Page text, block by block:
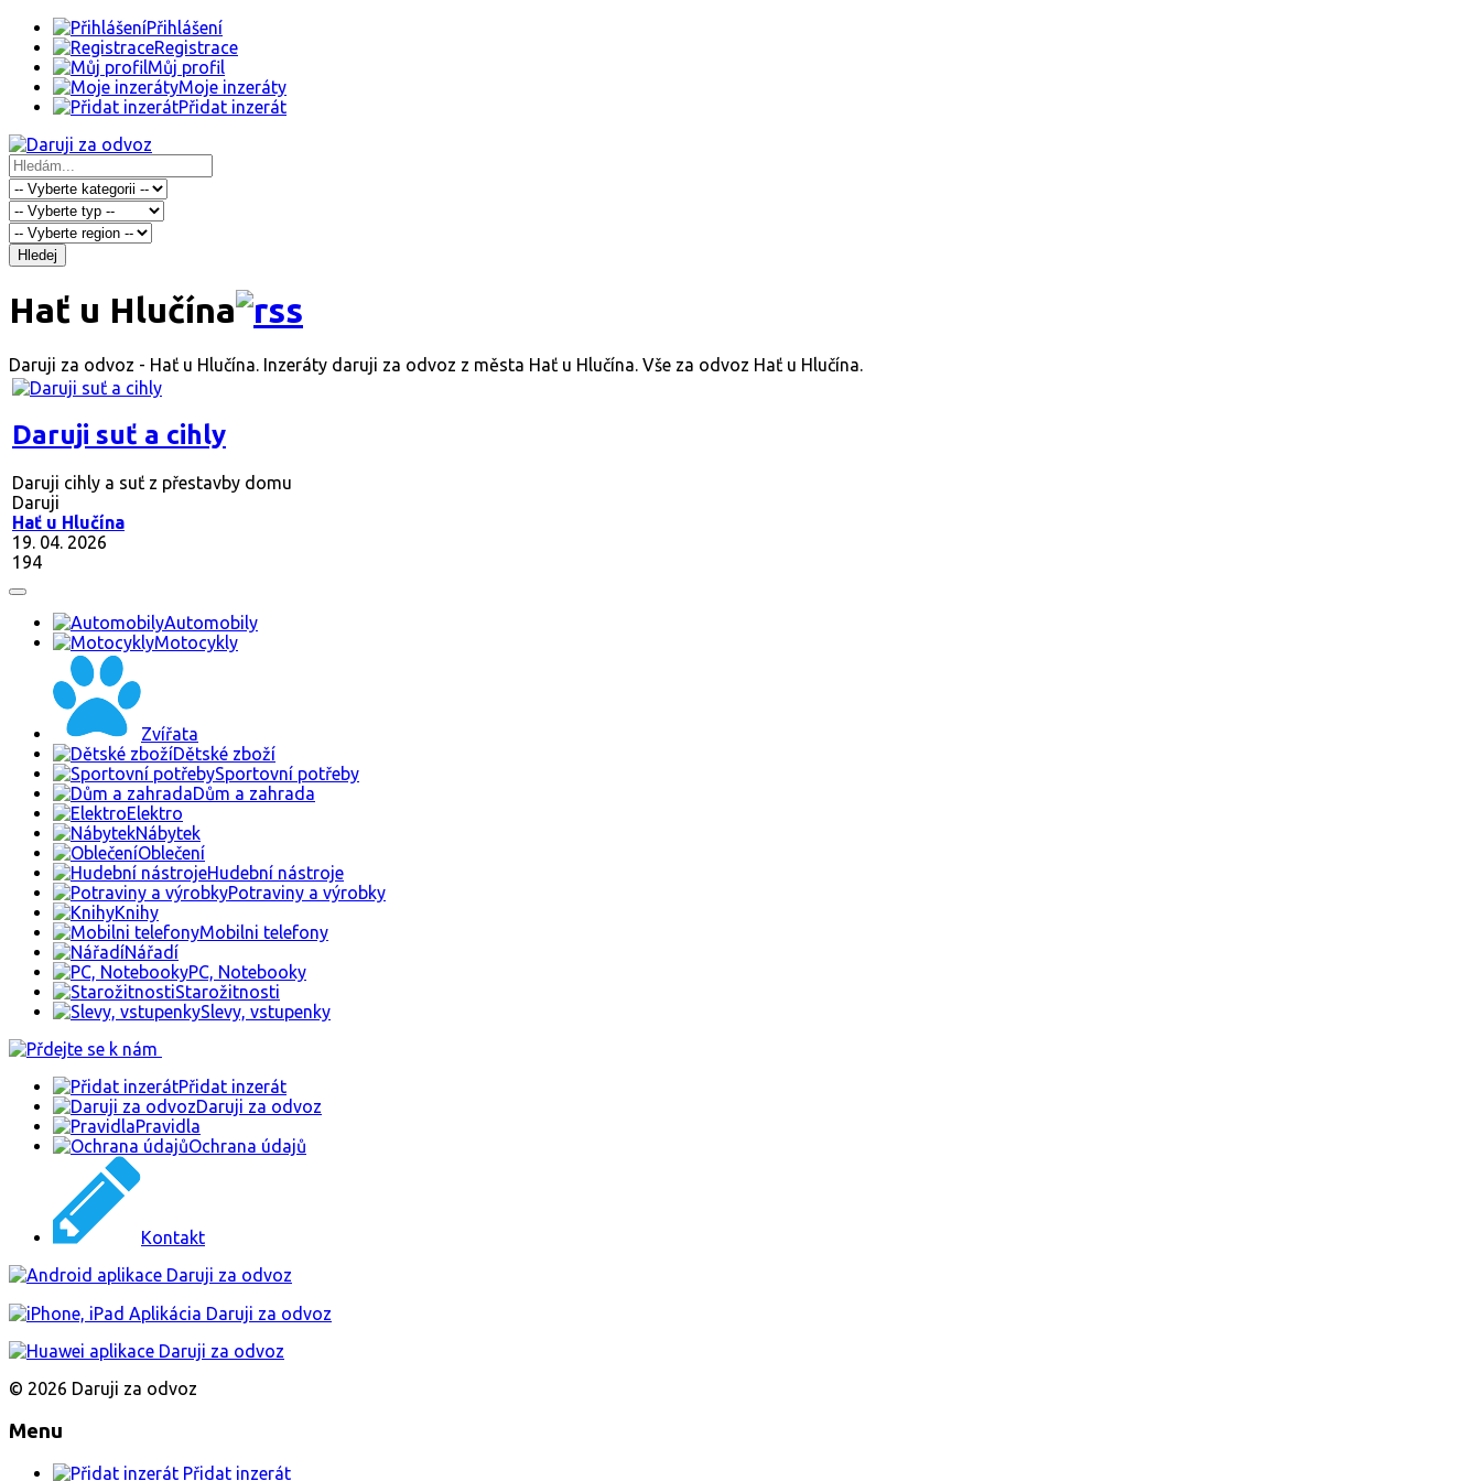
Přihlášení
Registrace
Můj profil
Moje inzeráty
Přidat inzerát
Hledej
Hať u Hlučína
Daruji za odvoz - Hať u Hlučína. Inzeráty daruji za odvoz z města Hať u Hlučína. Vše za odvoz Hať u Hlučína.
Daruji suť a cihly
Daruji cihly a suť z přestavby domu
Daruji
Hať u Hlučína
19. 04. 2026
194
Automobily
Motocykly
Zvířata
Dětské zboží
Sportovní potřeby
Dům a zahrada
Elektro
Nábytek
Oblečení
Hudební nástroje
Potraviny a výrobky
Knihy
Mobilni telefony
Nářadí
PC, Notebooky
Starožitnosti
Slevy, vstupenky
Přidat inzerát
Daruji za odvoz
Pravidla
Ochrana údajů
Kontakt
© 2026 Daruji za odvoz
Menu
Přidat inzerát